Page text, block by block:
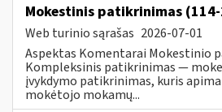
Mokestinis patikrinimas
Web turinio sąrašas 2026-07-01
Aspektas Komentarai Mokestinio
Kompleksinis patikrinimas —
įvykdymo patikrinimas, kuris apima
mokėtojo mokamų...